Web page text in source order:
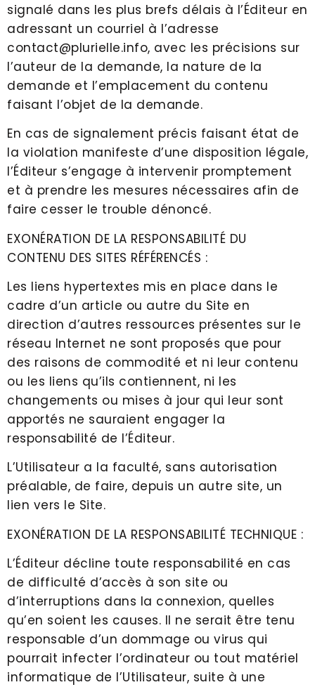
signalé dans les plus brefs délais à l’Éditeur en
adressant un courriel à l’adresse
contact@plurielle.info, avec les précisions sur
l’auteur de la demande, la nature de la
demande et l’emplacement du contenu
faisant l’objet de la demande.
En cas de signalement précis faisant état de
la violation manifeste d’une disposition légale,
l’Éditeur s’engage à intervenir promptement
et à prendre les mesures nécessaires afin de
faire cesser le trouble dénoncé.
EXONÉRATION DE LA RESPONSABILITÉ DU
CONTENU DES SITES RÉFÉRENCÉS :
Les liens hypertextes mis en place dans le
cadre d’un article ou autre du Site en
direction d’autres ressources présentes sur le
réseau Internet ne sont proposés que pour
des raisons de commodité et ni leur contenu
ou les liens qu’ils contiennent, ni les
changements ou mises à jour qui leur sont
apportés ne sauraient engager la
responsabilité de l’Éditeur.
L’Utilisateur a la faculté, sans autorisation
préalable, de faire, depuis un autre site, un
lien vers le Site.
EXONÉRATION DE LA RESPONSABILITÉ TECHNIQUE :
L’Éditeur décline toute responsabilité en cas
de difficulté d’accès à son site ou
d’interruptions dans la connexion, quelles
qu’en soient les causes. Il ne serait être tenu
responsable d’un dommage ou virus qui
pourrait infecter l’ordinateur ou tout matériel
informatique de l’Utilisateur, suite à une